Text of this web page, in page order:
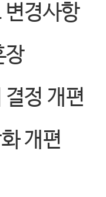
변경사항
장
정 개편
개편